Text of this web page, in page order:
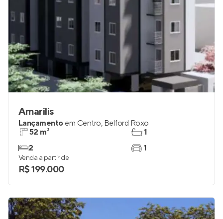
Amarilis
Lançamento em Centro, Belford Roxo
52 m²
2
1
1
Venda a partir de
R$ 199.000